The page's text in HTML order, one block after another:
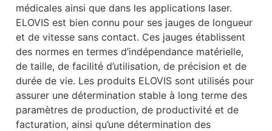
médicales ainsi que dans les applications laser.
ELOVIS est bien connu pour ses jauges de longueur
et de vitesse sans contact. Ces jauges établissent
des normes en termes d’indépendance matérielle,
de taille, de facilité d’utilisation, de précision et de
durée de vie. Les produits ELOVIS sont utilisés pour
assurer une détermination stable à long terme des
paramètres de production, de productivité et de
facturation, ainsi qu’une détermination des